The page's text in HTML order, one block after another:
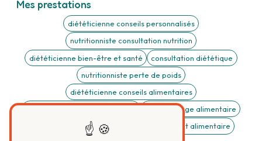
Mes prestations
diététicienne conseils personnalisés
nutritionniste consultation nutrition
diététicienne bien-être et santé
consultation diététique
nutritionniste perte de poids
diététicienne conseils alimentaires
Rééquilibrage alimentaire
Trouble digestif
Trouble du comportement alimentaire